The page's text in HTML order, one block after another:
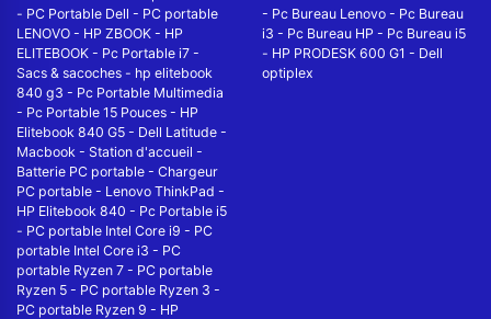
- PC Portable Dell - PC portable
LENOVO - HP ZBOOK - HP
ELITEBOOK - Pc Portable i7 -
Sacs & sacoches - hp elitebook
840 g3 - Pc Portable Multimedia
- Pc Portable 15 Pouces - HP
Elitebook 840 G5 - Dell Latitude -
Macbook - Station d'accueil -
Batterie PC portable - Chargeur
PC portable - Lenovo ThinkPad -
HP Elitebook 840 - Pc Portable i5
- PC portable Intel Core i9 - PC
portable Intel Core i3 - PC
portable Ryzen 7 - PC portable
Ryzen 5 - PC portable Ryzen 3 -
PC portable Ryzen 9 - HP
- Pc Bureau Lenovo - Pc Bureau
i3 - Pc Bureau HP - Pc Bureau i5
- HP PRODESK 600 G1 - Dell
optiplex